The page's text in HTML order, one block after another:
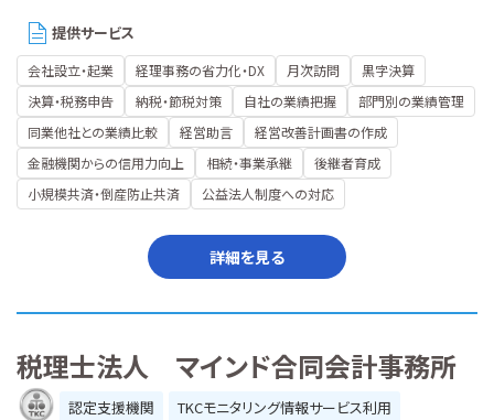
提供サービス
会社設立・起業 経理事務の省力化・DX 月次訪問
黒字決算
決算・税務申告
納税・節税対策 自社の業績把握
部門別の業績管理
同業他社との業績比較
経営助言
経営改善計画書の作成
金融機関からの信用力向上
相続・事業承継
後継者育成
小規模共済・倒産防止共済
公益法人制度への対応
詳細を見る
税理士法人 マインド合同会計事務所
認定支援機関
TKCモニタリング情報サービス利用